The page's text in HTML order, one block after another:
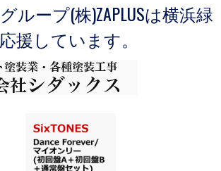
ループ(株)ZAPLUSは横浜緑
援しています。